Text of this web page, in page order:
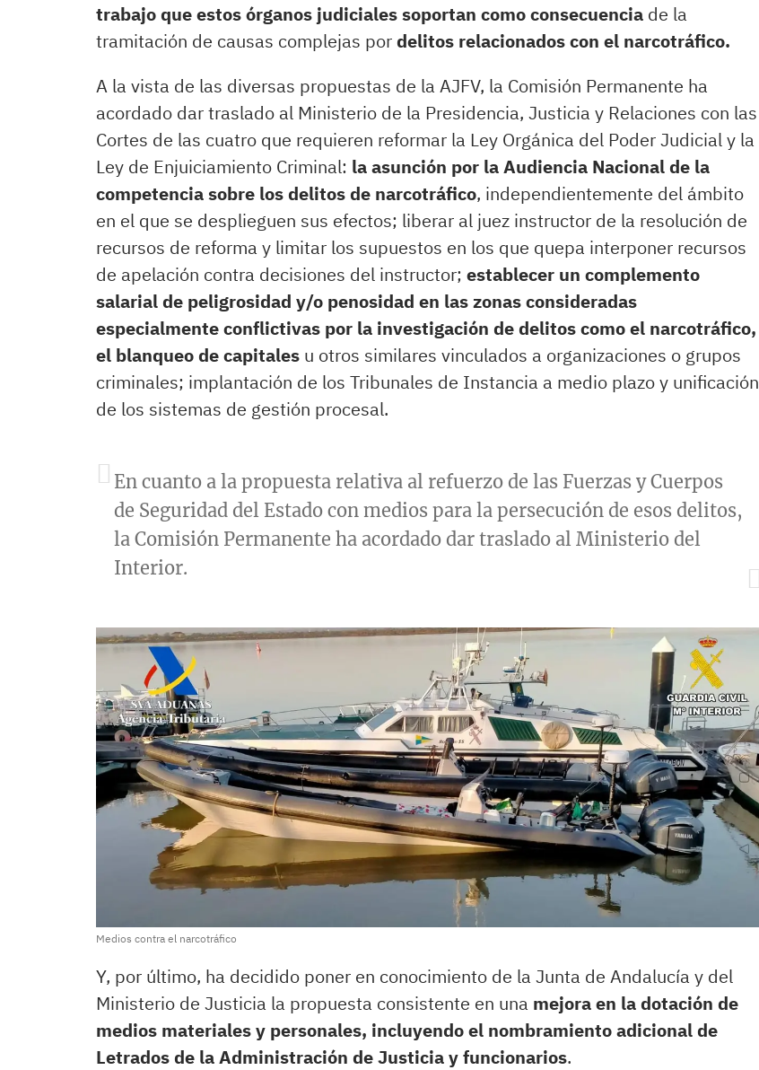
trabajo que estos órganos judiciales soportan como consecuencia de la
tramitación de causas complejas pordelitos relacionados con el narcotráfico.
A la vista de las diversas propuestas de la AJFV, la Comisión Permanente ha
acordado dar traslado al Ministerio de la Presidencia, Justicia y Relaciones con las
Cortes de las cuatro que requieren reformar la Ley Orgánica del Poder Judicial y la
Ley de Enjuiciamiento Criminal: la asunción por la Audiencia Nacional de la
competencia sobre los delitos de narcotráfico, independientemente del ámbito
en el que se desplieguen sus efectos; liberar al juez instructor de la resolución de
recursos de reforma y limitar los supuestos en los que quepa interponer recursos
de apelación contra decisiones del instructor; establecer un complemento
salarial de peligrosidad y/o penosidad en las zonas consideradas
especialmente conflictivas por la investigación de delitos como el narcotráfico,
el blanqueo de capitales u otros similares vinculados a organizaciones o grupos
criminales; implantación de los Tribunales de Instancia a medio plazo y unificación
de los sistemas de gestión procesal.
En cuanto a la propuesta relativa al refuerzo de las Fuerzas y Cuerpos
de Seguridad del Estado con medios para la persecución de esos delitos,
la Comisión Permanente ha acordado dar traslado al Ministerio del
Interior.
Medios contra el narcotráfico
Y, por último, ha decidido poner en conocimiento de la Junta de Andalucía y del
Ministerio de Justicia la propuesta consistente en una mejora en la dotación de
medios materiales y personales, incluyendo el nombramiento adicional de
Letrados de la Administración de Justicia y funcionarios.